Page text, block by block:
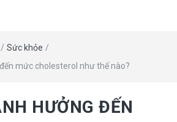
/ Sức khỏe /
mức cholesterol như thế nào?
HƯỞNG ĐẾN